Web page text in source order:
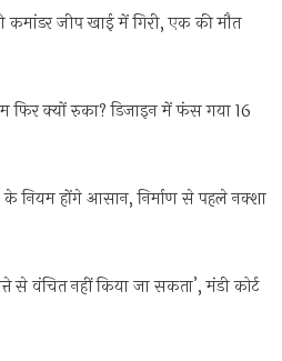
कमांडर जीप खाई में गिरी, एक की मौत
फिर क्यों रुका? डिजाइन में फंस गया 16
के नियम होंगे आसान, निर्माण से पहले नक्शा
से वंचित नहीं किया जा सकता’, मंडी कोर्ट